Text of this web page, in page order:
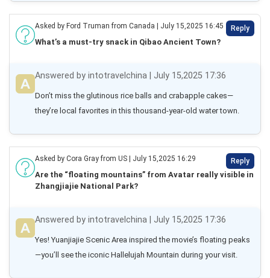
Asked by Ford Truman from Canada | July 15,2025 16:45 Reply
What’s a must-try snack in Qibao Ancient Town?
Answered by intotravelchina | July 15,2025 17:36
Don’t miss the glutinous rice balls and crabapple cakes—
they’re local favorites in this thousand-year-old water town.
Asked by Cora Gray from US | July 15,2025 16:29 Reply
Are the “floating mountains” from Avatar really visible in
Zhangjiajie National Park?
Answered by intotravelchina | July 15,2025 17:36
Yes! Yuanjiajie Scenic Area inspired the movie’s floating peaks
—you’ll see the iconic Hallelujah Mountain during your visit.